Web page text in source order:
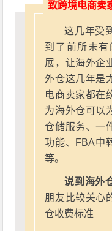
致跨境电商卖
这几年受
到了前所未
展，让海外企
外仓这几年是
电商卖家都在
为海外仓可以
仓储服务、一
功能、FBA中
等。
说到海外
朋友比较关心
仓收费标准